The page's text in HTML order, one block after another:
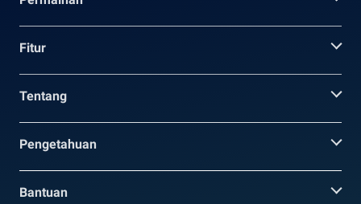
Fitur
Tentang
Pengetahuan
Bantuan